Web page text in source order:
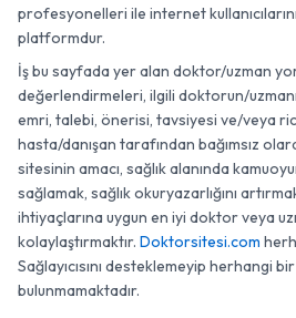
profesyonelleri ile internet
platformdur.
İş bu sayfada yer alan doktor/uzman
değerlendirmeleri, ilgili doktorun/
emri, talebi, önerisi, tavsiyesi ve/veya
hasta/danışan tarafından bağımsız
sitesinin amacı, sağlık alanında
sağlamak, sağlık okuryazarlığını
ihtiyaçlarına uygun en iyi doktor veya
kolaylaştırmaktır. Doktorsitesi.com
Sağlayıcısını desteklemeyip herhangi
bulunmamaktadır.